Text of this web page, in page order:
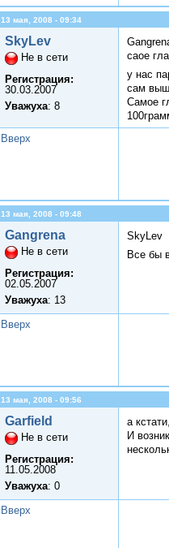
13 мая, 2008 - 09:34
SkyLev
Не в сети
Регистрация:
30.03.2007
Уважуха: 8
саое
у нас
сам
Самое
Вверх
13 мая, 2008 - 09:48
Gangrena
Не в сети
Регистрация:
02.05.2007
Уважуха: 13
SkyLev
Все бы
Вверх
13 мая, 2008 - 09:56
Garfield
Не в сети
Регистрация:
11.05.2008
Уважуха: 0
а
И
Вверх